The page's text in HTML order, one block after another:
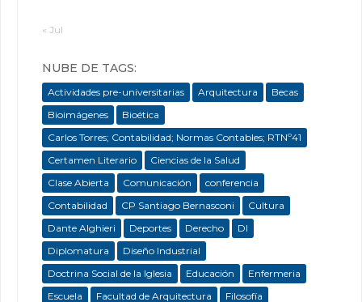
« Jul
NUBE DE TAGS:
Actividades pre-universitarias Arquitectura
Becas
Bioimágenes
Bioética
Carlos Torres; Contabilidad; Normas Contables; RTNº41
Certamen Literario
Ciencias de la Salud
Clase Abierta
Comunicación
conferencia
Contabilidad
CP Santiago Bernasconi
Cultura
Dante Alghieri
Deportes Derecho
DI
Diplomatura
Diseño Industrial
Doctrina Social de la Iglesia
Educación
Enfermeria
Escuela
Facultad de Arquitectura
Filosofía